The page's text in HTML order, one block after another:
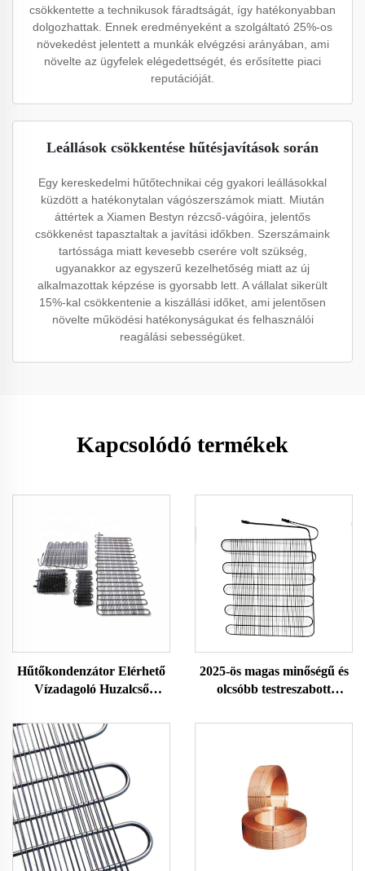
csökkentette a technikusok fáradtságát, így hatékonyabban
dolgozhattak. Ennek eredményeként a szolgáltató 25%-os
növekedést jelentett a munkák elvégzési arányában, ami
növelte az ügyfelek elégedettségét, és erősítette piaci
reputációját.
Leállások csökkentése hűtésjavítások során
Egy kereskedelmi hűtőtechnikai cég gyakori leállásokkal
küzdött a hatékonytalan vágószerszámok miatt. Miután
áttértek a Xiamen Bestyn rézcső-vágóira, jelentős
csökkenést tapasztaltak a javítási időkben. Szerszámaink
tartóssága miatt kevesebb cserére volt szükség,
ugyanakkor az egyszerű kezelhetőség miatt az új
alkalmazottak képzése is gyorsabb lett. A vállalat sikerült
15%-kal csökkentenie a kiszállási időket, ami jelentősen
növelte működési hatékonyságukat és felhasználói
reagálási sebességüket.
Kapcsolódó termékek
Hűtőkondenzátor Elérhető
Vízadagoló Huzalcső
2025-ös magas minőségű és
olcsóbb testreszabott
korrózióálló, HVAC